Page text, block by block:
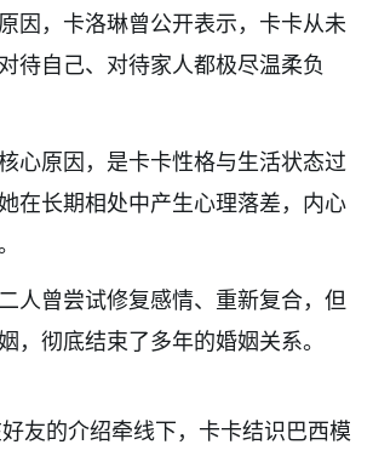
因，卡洛琳曾公开表示，卡卡从未
待自己、对待家人都极尽温柔负
心原因，是卡卡性格与生活状态过
在长期相处中产生心理落差，内心
人曾尝试修复感情、重新复合，但
，彻底结束了多年的婚姻关系。
友的介绍牵线下，卡卡结识巴西模